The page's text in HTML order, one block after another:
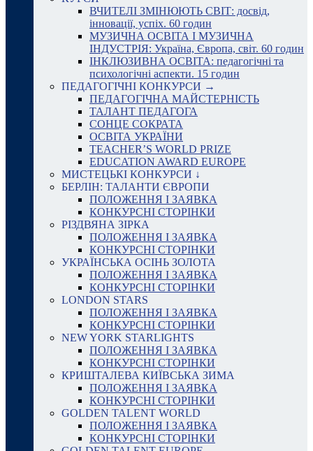
ВЧИТЕЛІ ЗМІНЮЮТЬ СВІТ: досвід,
інновації, успіх. 60 годин
МУЗИЧНА ОСВІТА І МУЗИЧНА
ІНДУСТРІЯ: Україна, Європа, світ. 60 годин
ІНКЛЮЗИВНА ОСВІТА: педагогічні та
психологічні аспекти. 15 годин
ПЕДАГОГІЧНІ КОНКУРСИ →
ПЕДАГОГІЧНА МАЙСТЕРНІСТЬ
ТАЛАНТ ПЕДАГОГА
СОНЦЕ СОКРАТА
ОСВІТА УКРАЇНИ
TEACHER’S WORLD PRIZE
EDUCATION AWARD EUROPE
МИСТЕЦЬКІ КОНКУРСИ ↓
БЕРЛІН: ТАЛАНТИ ЄВРОПИ
ПОЛОЖЕННЯ І ЗАЯВКА
КОНКУРСНІ СТОРІНКИ
РІЗДВЯНА ЗІРКА
ПОЛОЖЕННЯ І ЗАЯВКА
КОНКУРСНІ СТОРІНКИ
УКРАЇНСЬКА ОСІНЬ ЗОЛОТА
ПОЛОЖЕННЯ І ЗАЯВКА
КОНКУРСНІ СТОРІНКИ
LONDON STARS
ПОЛОЖЕННЯ І ЗАЯВКА
КОНКУРСНІ СТОРІНКИ
NEW YORK STARLIGHTS
ПОЛОЖЕННЯ І ЗАЯВКА
КОНКУРСНІ СТОРІНКИ
КРИШТАЛЕВА КИЇВСЬКА ЗИМА
ПОЛОЖЕННЯ І ЗАЯВКА
КОНКУРСНІ СТОРІНКИ
GOLDEN TALENT WORLD
ПОЛОЖЕННЯ І ЗАЯВКА
КОНКУРСНІ СТОРІНКИ